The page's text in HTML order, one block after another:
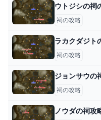
ウトジシの祠
祠の攻略
ラカクダジト
祠の攻略
ジョンサウの
祠の攻略
ノウダの祠攻